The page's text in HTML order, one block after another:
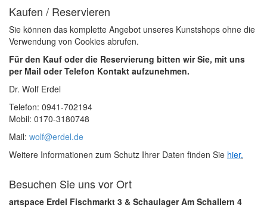
Kaufen / Reservieren
Sie können das komplette Angebot unseres Kunstshops ohne die
Verwendung von Cookies abrufen.
Für den Kauf oder die Reservierung bitten wir Sie, mit uns
per Mail oder Telefon Kontakt aufzunehmen.
Dr. Wolf Erdel
Telefon: 0941-702194
Mobil: 0170-3180748
Mail: wolf@erdel.de
Weitere Informationen zum Schutz Ihrer Daten finden Sie hier.
Besuchen Sie uns vor Ort
artspace Erdel Fischmarkt 3 & Schaulager Am Schallern 4